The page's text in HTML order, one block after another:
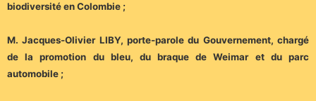
biodiversité en Colombie ;
M. Jacques-Olivier LIBY, porte-parole du Gouvernement, chargé
de la promotion du bleu, du braque de Weimar et du parc
automobile ;